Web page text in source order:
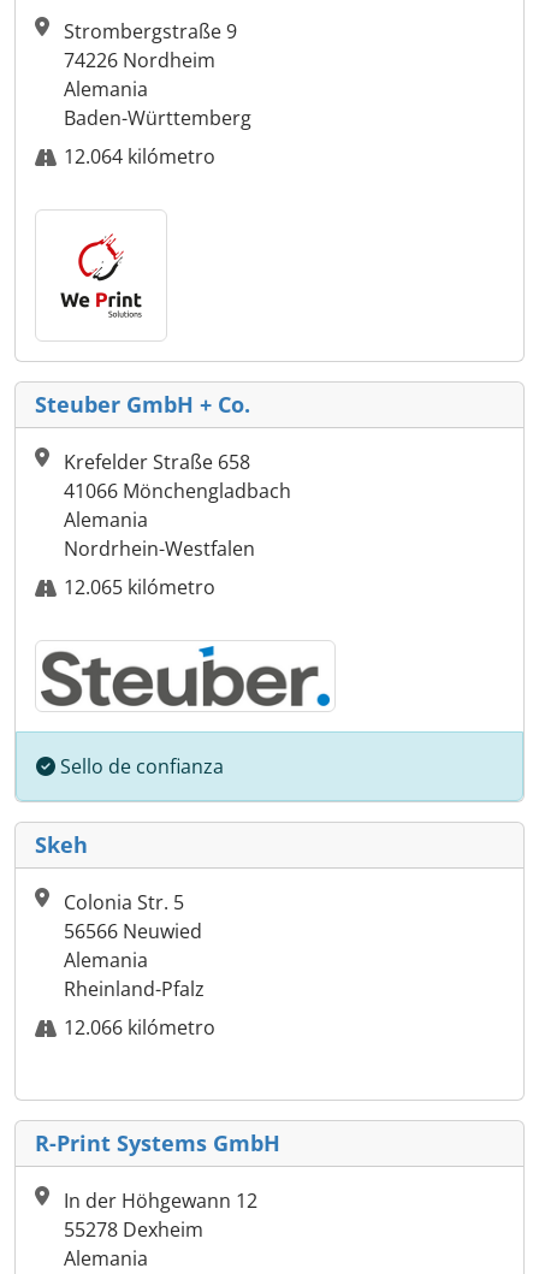
Strombergstraße 9
74226 Nordheim
Alemania
Baden-Württemberg
12.064 kilómetro
Steuber GmbH + Co.
Krefelder Straße 658
41066 Mönchengladbach
Alemania
Nordrhein-Westfalen
12.065 kilómetro
Sello de confianza
Skeh
Colonia Str. 5
56566 Neuwied
Alemania
Rheinland-Pfalz
12.066 kilómetro
R-Print Systems GmbH
In der Höhgewann 12
55278 Dexheim
Alemania